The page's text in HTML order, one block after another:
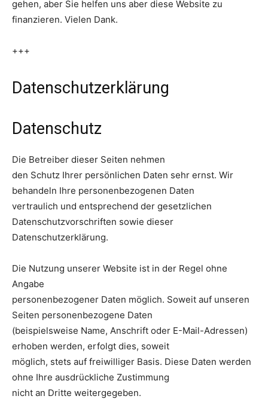
gehen, aber Sie helfen uns aber diese Website zu
finanzieren. Vielen Dank.
+++
Datenschutzerklärung
Datenschutz
Die Betreiber dieser Seiten nehmen
den Schutz Ihrer persönlichen Daten sehr ernst. Wir
behandeln Ihre personenbezogenen Daten
vertraulich und entsprechend der gesetzlichen
Datenschutzvorschriften sowie dieser
Datenschutzerklärung.
Die Nutzung unserer Website ist in der Regel ohne
Angabe
personenbezogener Daten möglich. Soweit auf unseren
Seiten personenbezogene Daten
(beispielsweise Name, Anschrift oder E-Mail-Adressen)
erhoben werden, erfolgt dies, soweit
möglich, stets auf freiwilliger Basis. Diese Daten werden
ohne Ihre ausdrückliche Zustimmung
nicht an Dritte weitergegeben.